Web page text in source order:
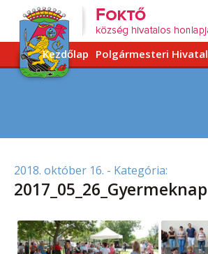
Kezdőlap Polgármesteri Hivatal
2018. október 16. - Kategória:
2017_05_26_Gyermeknap